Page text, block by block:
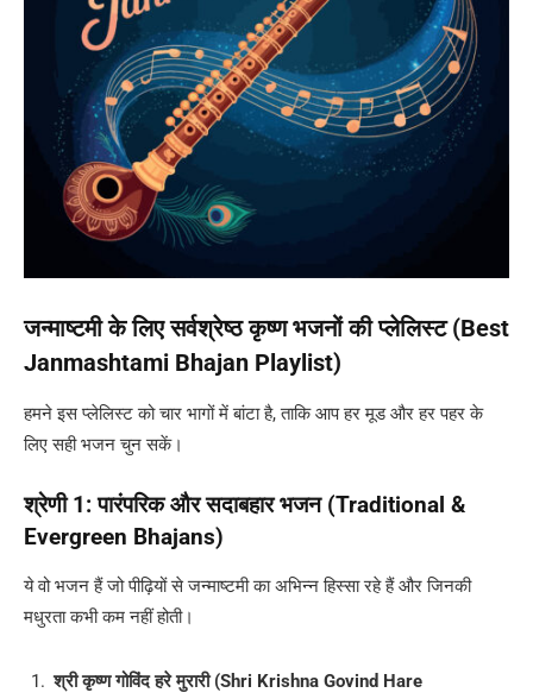
जन्माष्टमी के लिए सर्वश्रेष्ठ कृष्ण भजनों की प्लेलिस्ट (Best
Janmashtami Bhajan Playlist)
हमने इस प्लेलिस्ट को चार भागों में बांटा है, ताकि आप हर मूड और हर पहर के
लिए सही भजन चुन सकें।
श्रेणी 1: पारंपरिक और सदाबहार भजन (Traditional &
Evergreen Bhajans)
ये वो भजन हैं जो पीढ़ियों से जन्माष्टमी का अभिन्न हिस्सा रहे हैं और जिनकी
मधुरता कभी कम नहीं होती।
श्री कृष्ण गोविंद हरे मुरारी (Shri Krishna Govind Hare